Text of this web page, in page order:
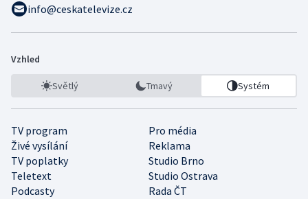
info@ceskatelevize.cz
Vzhled
Světlý Tmavý Systém
TV program
Pro média
Živé vysílání
Reklama
TV poplatky
Studio Brno
Teletext
Studio Ostrava
Podcasty
Rada ČT